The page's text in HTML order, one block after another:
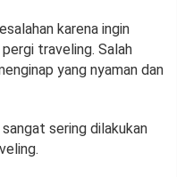
karena ingin
traveling. Salah
yang nyaman dan
sering dilakukan